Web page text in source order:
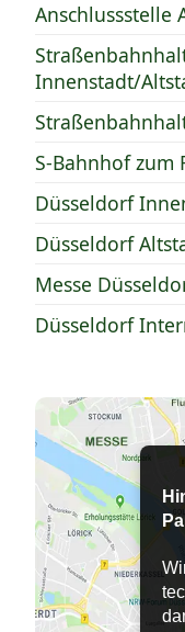
Anschlussstelle
Innenstadt/
S-Bahnhof zum
Düsseldorf
Düsseldorf
Messe
Düsseldorf